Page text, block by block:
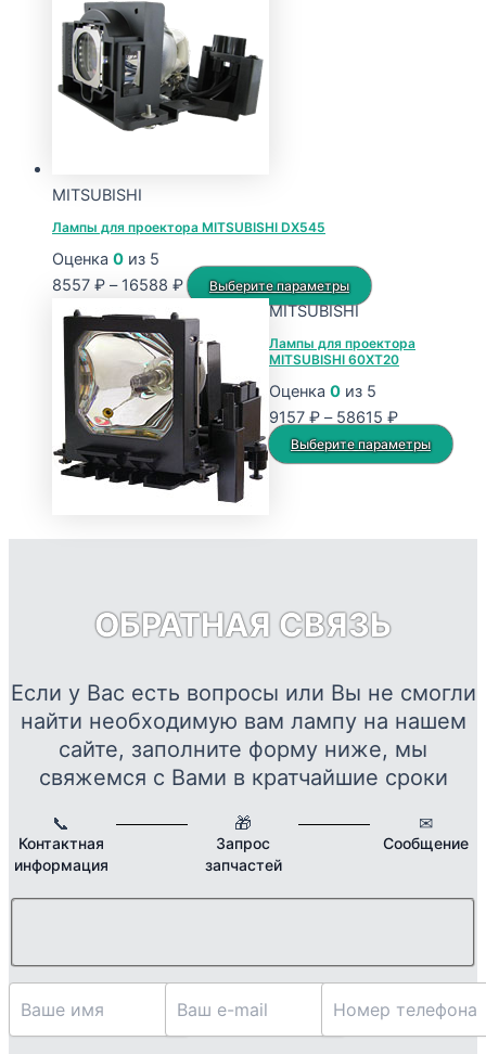
18464 ₽
MITSUBISHI
Лампы для проектора MITSUBISHI DX545
Оценка 0 из 5
8557 ₽ – 16588 ₽Диапазон
8557 ₽
16588 ₽
Выберите параметры
Этот
имеет
несколько
вариаций.
Опции
можно
выбрать
товара.
MITSUBISHI
Лампы для проектора
MITSUBISHI 60XT20
Оценка 0 из 5
9157 ₽ – 58615 ₽Диапазон
цен:
9157 ₽
Выберите параметры
ОБРАТНАЯ СВЯЗЬ
Если у Вас есть вопросы или Вы не смогли
найти необходимую вам лампу на нашем
сайте, заполните форму ниже, мы
свяжемся с Вами в кратчайшие сроки
📞
Контактная
информация
🎁
Запрос
запчастей
✉
Сообщение